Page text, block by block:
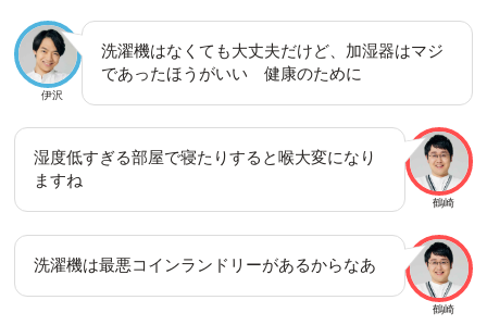
伊沢
洗濯機はなくても大丈夫だけど、加湿器はマジ
であったほうがいい 健康のために
鶴崎
湿度低すぎる部屋で寝たりすると喉大変になり
ますね
鶴崎
洗濯機は最悪コインランドリーがあるからなあ